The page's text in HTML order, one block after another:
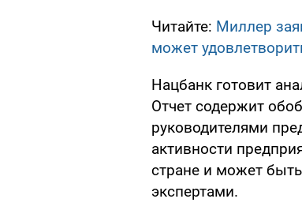
Читайте: Миллер
может
Нацбанк готовит
Отчет содержит
руководителями
активности
стране и может
экспертами.